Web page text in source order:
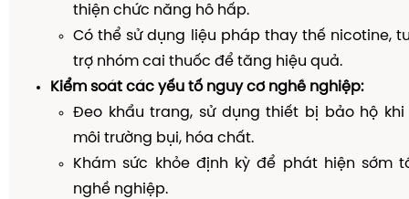
thiện chức năng hô hấp.
Có thể sử dụng liệu pháp thay thế nicotine,
trợ nhóm cai thuốc để tăng hiệu quả.
Kiểm soát các yếu tố nguy cơ nghề nghiệp:
Đeo khẩu trang, sử dụng thiết bị bảo hộ
môi trường bụi, hóa chất.
Khám sức khỏe định kỳ để phát hiện sớm
nghề nghiệp.